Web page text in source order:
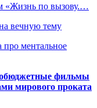
«‎Жизнь по вызову.…
вечную тему
про ментальное
фильмы
мирового проката